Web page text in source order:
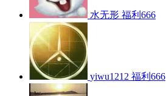
水无形 福利666
yiwu1212 福利666